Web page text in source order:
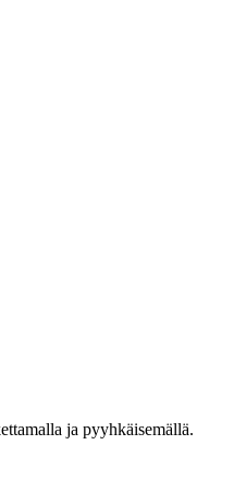
ja pyyhkäisemällä.